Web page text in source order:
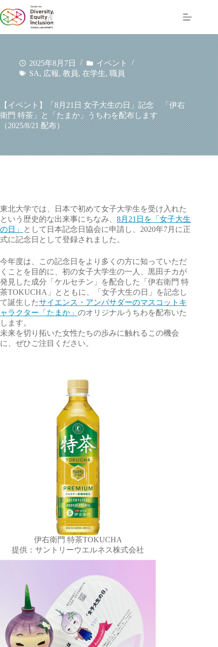
ン
テ
ン
ツ
へ
ス
キ
ッ
プ
2025年8月7日
イベント
SA,広報,教員,在学生,職員
【イベント】「8月21日 女子大生の日」記念 「伊右
衛門 特茶」と「たまか」うちわを配布します
（2025/8/21 配布）
東北大学では、日本で初めて女子大学生を受け入れた
という歴史的な出来事にちなみ、 8月21日を「女子大生
の日」
として日本記念日協会に申請し、2020年7月に正
式に記念日として登録されました。
今年度は、この記念日をより多くの方に知っていただ
くことを目的に、初の女子大学生の一人、黒田チカが
発見した成分「ケルセチン」を配合した「伊右衛門 特
茶TOKUCHA」とともに、「女子大生の日」を記念し
て誕生したサイエンス・アンバサダーのマスコットキ
ャラクター「たまか」 のオリジナルうちわを配布いた
します。
未来を切り拓いた女性たちの歩みに触れるこの機会
に、ぜひご注目ください。
伊右衛門 特茶TOKUCHA
提供：サントリーウエルネス株式会社